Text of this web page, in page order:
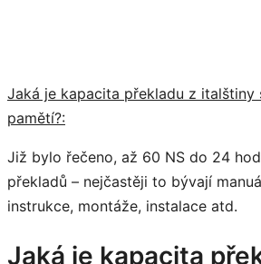
Jaká je kapacita překladu z italštiny
pamětí?:
Již bylo řečeno, až 60 NS do 24
překladů – nejčastěji to bývají
instrukce, montáže, instalace atd.
Jaká je kapacita